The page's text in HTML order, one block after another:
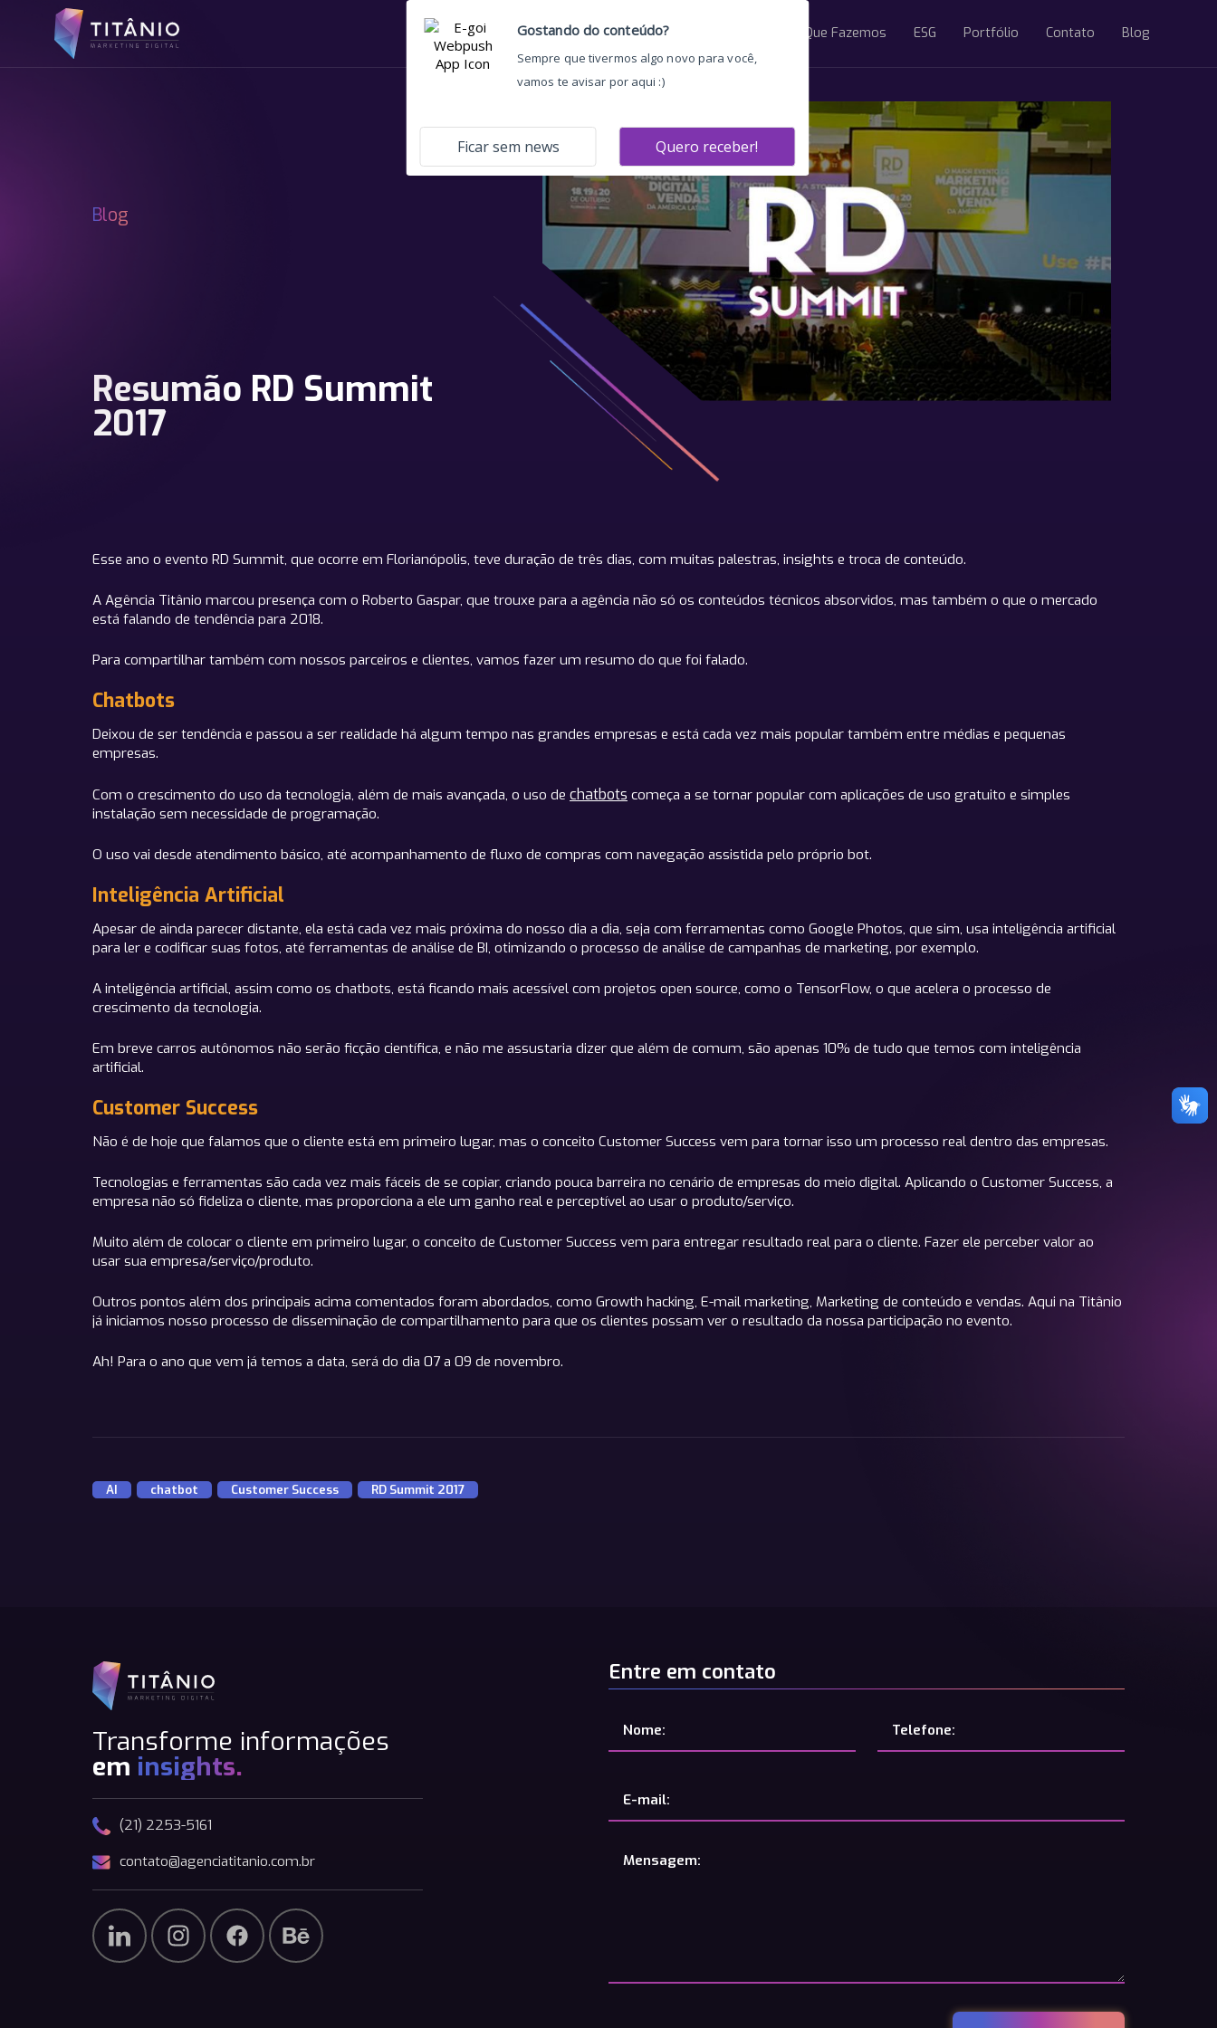
Home O Que Fazemos ESG Portfólio Contato Blog
Blog
Resumão RD Summit
2017
Esse ano o evento RD Summit, que ocorre em Florianópolis, teve duração de três dias, com muitas palestras, insights e troca de conteúdo.
A Agência Titânio marcou presença com o Roberto Gaspar, que trouxe para a agência não só os conteúdos técnicos absorvidos, mas também o que o mercado
está falando de tendência para 2018.
Para compartilhar também com nossos parceiros e clientes, vamos fazer um resumo do que foi falado.
Chatbots
Deixou de ser tendência e passou a ser realidade há algum tempo nas grandes empresas e está cada vez mais popular também entre médias e pequenas
empresas.
Com o crescimento do uso da tecnologia, além de mais avançada, o uso de chatbots começa a se tornar popular com aplicações de uso gratuito e simples
instalação sem necessidade de programação.
O uso vai desde atendimento básico, até acompanhamento de fluxo de compras com navegação assistida pelo próprio bot.
Inteligência Artificial
Apesar de ainda parecer distante, ela está cada vez mais próxima do nosso dia a dia, seja com ferramentas como Google Photos, que sim, usa inteligência artificial
para ler e codificar suas fotos, até ferramentas de análise de BI, otimizando o processo de análise de campanhas de marketing, por exemplo.
A inteligência artificial, assim como os chatbots, está ficando mais acessível com projetos open source, como o TensorFlow, o que acelera o processo de
crescimento da tecnologia.
Em breve carros autônomos não serão ficção científica, e não me assustaria dizer que além de comum, são apenas 10% de tudo que temos com inteligência
artificial.
Customer Success
Não é de hoje que falamos que o cliente está em primeiro lugar, mas o conceito Customer Success vem para tornar isso um processo real dentro das empresas.
Tecnologias e ferramentas são cada vez mais fáceis de se copiar, criando pouca barreira no cenário de empresas do meio digital. Aplicando o Customer Success, a
empresa não só fideliza o cliente, mas proporciona a ele um ganho real e perceptível ao usar o produto/serviço.
Muito além de colocar o cliente em primeiro lugar, o conceito de Customer Success vem para entregar resultado real para o cliente. Fazer ele perceber valor ao
usar sua empresa/serviço/produto.
Outros pontos além dos principais acima comentados foram abordados, como Growth hacking, E-mail marketing, Marketing de conteúdo e vendas. Aqui na Titânio
já iniciamos nosso processo de disseminação de compartilhamento para que os clientes possam ver o resultado da nossa participação no evento.
Ah! Para o ano que vem já temos a data, será do dia 07 a 09 de novembro.
AI chatbot Customer Success RD Summit 2017
Transforme informações
em insights.
(21) 2253-5161
contato@agenciatitanio.com.br
Entre em contato